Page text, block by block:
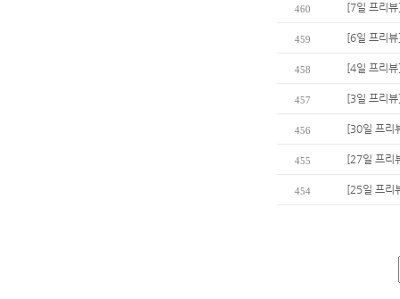
460 [7일 프리
459 [6일 프리
458 [4일 프리
457 [3일 프리
456 [30일 프리
455 [27일 프리
454 [25일 프리